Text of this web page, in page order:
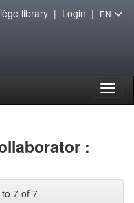
library| Login | EN
:
7 of 7